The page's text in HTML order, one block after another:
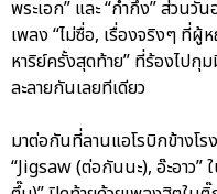
พระเอก” และ “ก้ำกึ่ง” ส่วนวั
เพลง “ไม่ซื่อ, เรื่องจริงๆ ที่
หาริย์ครั้งสุดท้าย” ที่ร้องไปกุ
ละลายกันเลยทีเดียว
มาต่อกันที่ลานแอโรบิกข้างโ
“Jigsaw (ต่อกันนะ), อ๊ะอาว”